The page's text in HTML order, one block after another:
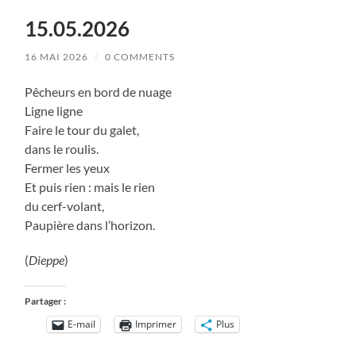
15.05.2026
16 MAI 2026 / 0 COMMENTS
Pêcheurs en bord de nuage
Ligne ligne
Faire le tour du galet,
dans le roulis.
Fermer les yeux
Et puis rien : mais le rien
du cerf-volant,
Paupière dans l’horizon.
(Dieppe)
Partager :
E-mail Imprimer Plus